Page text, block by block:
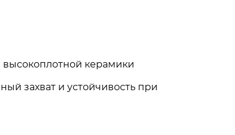
керамики
захват и устойчивость при